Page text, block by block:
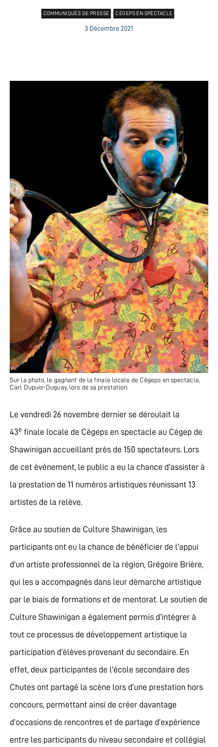
COMMUNIQUÉS DE PRESSE CÉGEPS EN SPECTACLE
3 Décembre 2021
Sur la photo, le gagnant de la finale locale de Cégeps en spectacle,
Carl Dupuis-Duguay, lors de sa prestation.
Le vendredi 26 novembre dernier se déroulait la
43e finale locale de Cégeps en spectacle au Cégep de
Shawinigan accueillant près de 150 spectateurs. Lors
de cet événement, le public a eu la chance d’assister à
la prestation de 11 numéros artistiques réunissant 13
artistes de la relève.
Grâce au soutien de Culture Shawinigan, les
participants ont eu la chance de bénéficier de l’appui
d’un artiste professionnel de la région, Grégoire Brière,
qui les a accompagnés dans leur démarche artistique
par le biais de formations et de mentorat. Le soutien de
Culture Shawinigan a également permis d’intégrer à
tout ce processus de développement artistique la
participation d’élèves provenant du secondaire. En
effet, deux participantes de l’école secondaire des
Chutes ont partagé la scène lors d’une prestation hors
concours, permettant ainsi de créer davantage
d’occasions de rencontres et de partage d’expérience
entre les participants du niveau secondaire et collégial